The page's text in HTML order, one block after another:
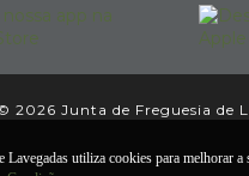
2026 Junta de Freguesia de
Lavegadas utiliza cookies para melhorar